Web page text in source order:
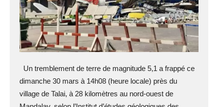
Un tremblement de terre de magnitude 5,1 a frappé ce
dimanche 30 mars à 14h08 (heure locale) près du
village de Talai, à 28 kilomètres au nord-ouest de